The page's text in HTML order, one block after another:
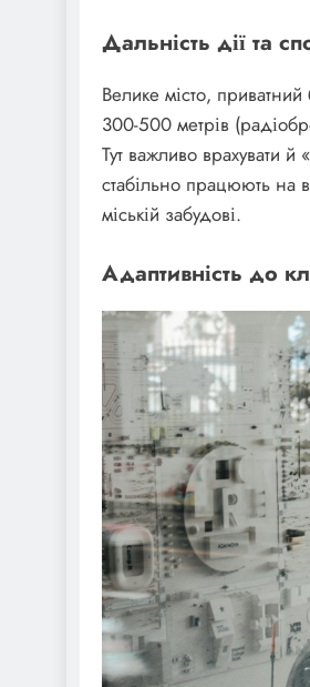
Дальність дії та
Велике місто,
300-500 метрів
Тут важливо врахувати
стабільно працюють на
міській забудові.
Адаптивність до